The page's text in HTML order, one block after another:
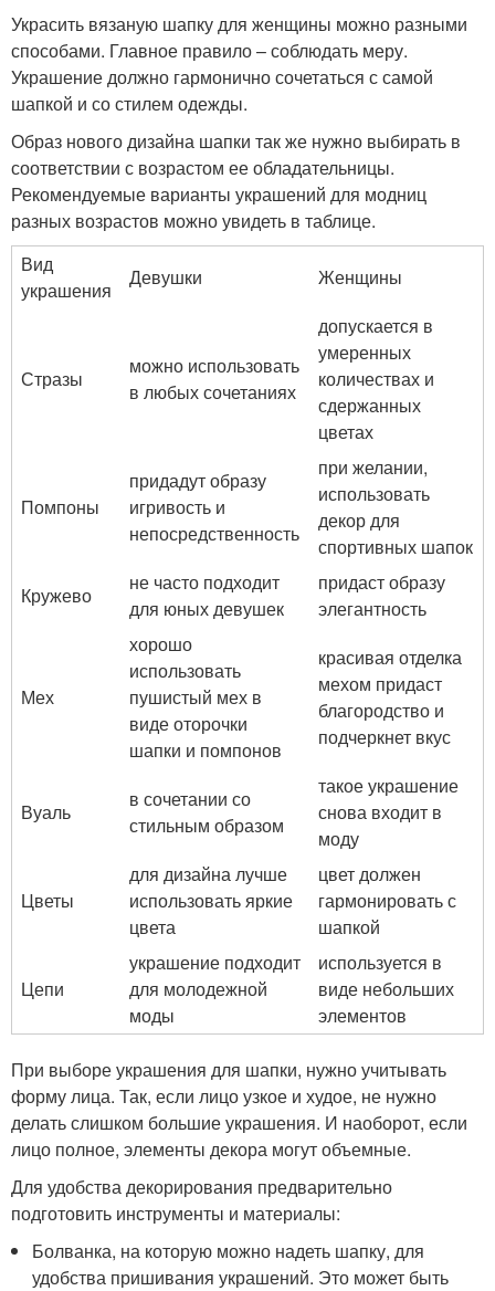
Украсить вязаную шапку для женщины можно разными
способами. Главное правило – соблюдать меру.
Украшение должно гармонично сочетаться с самой
шапкой и со стилем одежды.
Образ нового дизайна шапки так же нужно выбирать в
соответствии с возрастом ее обладательницы.
Рекомендуемые варианты украшений для модниц
разных возрастов можно увидеть в таблице.
Вид
украшения
Девушки Женщины
Стразы
можно использовать
в любых сочетаниях
допускается в
умеренных
количествах и
сдержанных
цветах
Помпоны
придадут образу
игривость и
непосредственность
при желании,
использовать
декор для
спортивных шапок
Кружево
не часто подходит
для юных девушек
придаст образу
элегантность
Мех
хорошо
использовать
пушистый мех в
виде оторочки
шапки и помпонов
красивая отделка
мехом придаст
благородство и
подчеркнет вкус
Вуаль
в сочетании со
стильным образом
такое украшение
снова входит в
моду
Цветы
для дизайна лучше
использовать яркие
цвета
цвет должен
гармонировать с
шапкой
Цепи
украшение подходит
для молодежной
моды
используется в
виде небольших
элементов
При выборе украшения для шапки, нужно учитывать
форму лица. Так, если лицо узкое и худое, не нужно
делать слишком большие украшения. И наоборот, если
лицо полное, элементы декора могут объемные.
Для удобства декорирования предварительно
подготовить инструменты и материалы:
Болванка, на которую можно надеть шапку, для
удобства пришивания украшений. Это может быть